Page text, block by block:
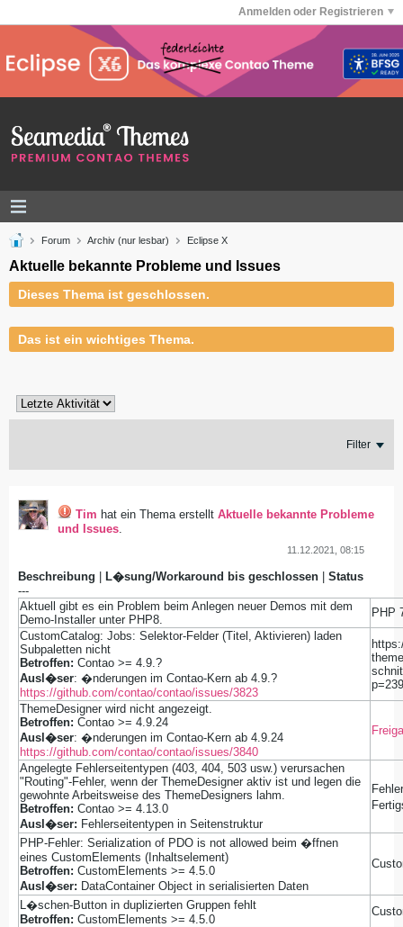
Anmelden oder Registrieren
Forum Archiv (nur lesbar) Eclipse X
Aktuelle bekannte Probleme und Issues
Dieses Thema ist geschlossen.
Das ist ein wichtiges Thema.
Filter
Tim hat ein Thema erstellt Aktuelle bekannte Probleme
und Issues
11.12.2021, 08:15
Beschreibung | L�sung/Workaround bis geschlossen | Status
---
Aktuell gibt es ein Problem beim Anlegen neuer Demos mit dem
Demo-Installer unter PHP8.
PHP
CustomCatalog: Jobs: Selektor-Felder (Titel, Aktivieren) laden
Subpaletten nicht
Betroffen: Contao >= 4.9.?
Ausl�ser: �nderungen im Contao-Kern ab 4.9.?
https://github.com/contao/contao/issues/3823
ThemeDesigner wird nicht angezeigt.
Betroffen: Contao >= 4.9.24
Ausl�ser: �nderungen im Contao-Kern ab 4.9.24
https://github.com/contao/contao/issues/3840
Angelegte Fehlerseitentypen (403, 404, 503 usw.) verursachen
"Routing"-Fehler, wenn der ThemeDesigner aktiv ist und legen die
gewohnte Arbeitsweise des ThemeDesigners lahm.
Betroffen: Contao >= 4.13.0
Ausl�ser: Fehlerseitentypen in Seitenstruktur
PHP-Fehler: Serialization of PDO is not allowed beim �ffnen
eines CustomElements (Inhaltselement)
Betroffen: CustomElements >= 4.5.0
Ausl�ser: DataContainer Object in serialisierten Daten
L�schen-Button in duplizierten Gruppen fehlt
Betroffen: CustomElements >= 4.5.0